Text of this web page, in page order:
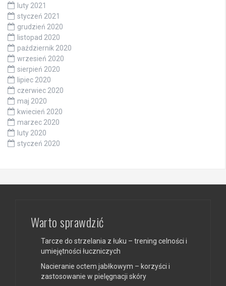
luty 2021
styczeń 2021
grudzień 2020
listopad 2020
październik 2020
wrzesień 2020
sierpień 2020
lipiec 2020
czerwiec 2020
maj 2020
kwiecień 2020
marzec 2020
luty 2020
styczeń 2020
Warto sprawdzić
Tarcze do strzelania z łuku – trening celności i
umiejętności łuczniczych
Nacieranie octem jabłkowym – korzyści i
zastosowanie w pielęgnacji skóry